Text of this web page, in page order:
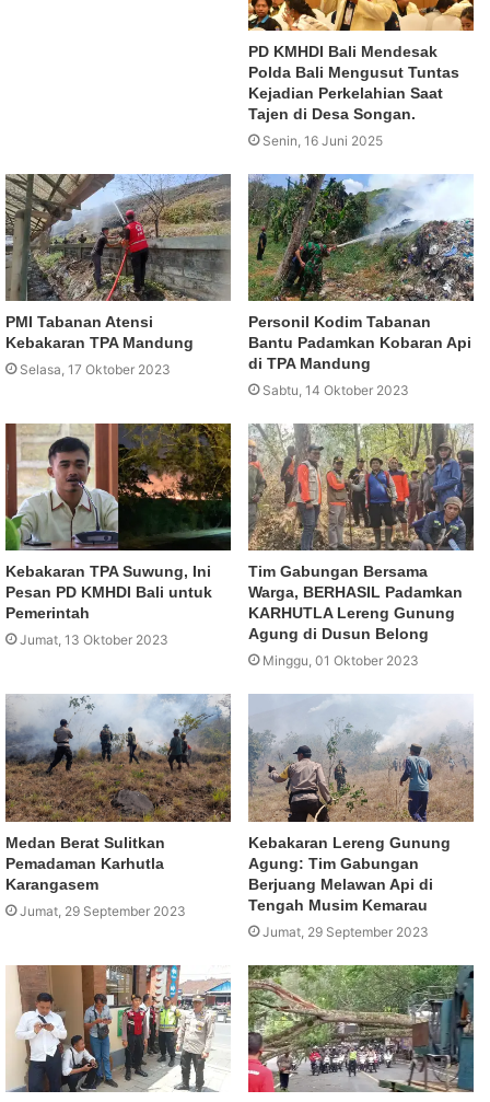
PD KMHDI Bali Mendesak
Polda Bali Mengusut Tuntas
Kejadian Perkelahian Saat
Tajen di Desa Songan.
Senin, 16 Juni 2025
PMI Tabanan Atensi
Kebakaran TPA Mandung
Selasa, 17 Oktober 2023
Personil Kodim Tabanan
Bantu Padamkan Kobaran Api
di TPA Mandung
Sabtu, 14 Oktober 2023
Kebakaran TPA Suwung, Ini
Pesan PD KMHDI Bali untuk
Pemerintah
Jumat, 13 Oktober 2023
Tim Gabungan Bersama
Warga, BERHASIL Padamkan
KARHUTLA Lereng Gunung
Agung di Dusun Belong
Minggu, 01 Oktober 2023
Medan Berat Sulitkan
Pemadaman Karhutla
Karangasem
Jumat, 29 September 2023
Kebakaran Lereng Gunung
Agung: Tim Gabungan
Berjuang Melawan Api di
Tengah Musim Kemarau
Jumat, 29 September 2023